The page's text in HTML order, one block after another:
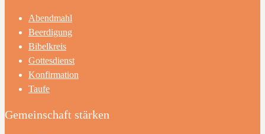
Abendmahl
Beerdigung
Bibelkreis
Gottesdienst
Konfirmation
Taufe
Gemeinschaft stärken